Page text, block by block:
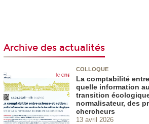
Archive des actualités
COLLOQUE
La comptabilité
quelle information
transition
normalisateur, des
chercheurs
13 avril 2026